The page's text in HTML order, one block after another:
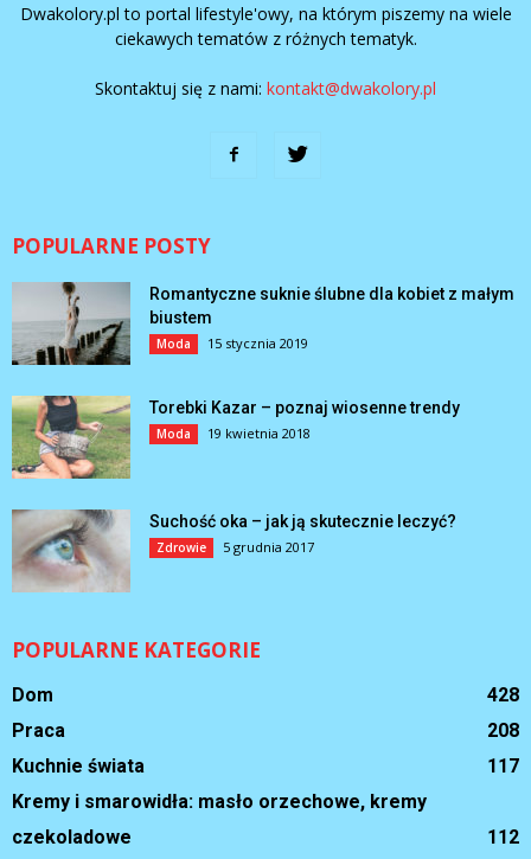
Dwakolory.pl to portal lifestyle'owy, na którym piszemy na wiele
ciekawych tematów z różnych tematyk.
Skontaktuj się z nami: kontakt@dwakolory.pl
POPULARNE POSTY
Romantyczne suknie ślubne dla kobiet z małym
biustem
Moda 15 stycznia 2019
Torebki Kazar – poznaj wiosenne trendy
Moda 19 kwietnia 2018
Suchość oka – jak ją skutecznie leczyć?
Zdrowie 5 grudnia 2017
POPULARNE KATEGORIE
Dom
428
Praca
208
Kuchnie świata
117
Kremy i smarowidła: masło orzechowe, kremy
czekoladowe
112